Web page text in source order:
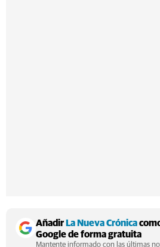
Añadir La Nueva Crónica
Google de forma gratuita
Mantente informado con las últimas